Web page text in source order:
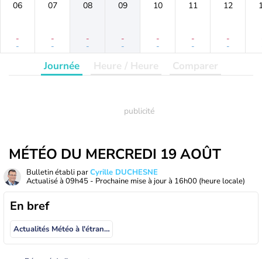
06
-
-
07
-
-
08
-
-
09
-
-
10
-
-
11
-
-
12
-
-
Journée Heure / Heure Comparer
MÉTÉO DU MERCREDI 19 AOÛT
Bulletin établi parCyrille DUCHESNE
Actualisé à 09h45 - Prochaine mise à jour à 16h00 (heure locale)
En bref
Actualités Météo à l'étranger